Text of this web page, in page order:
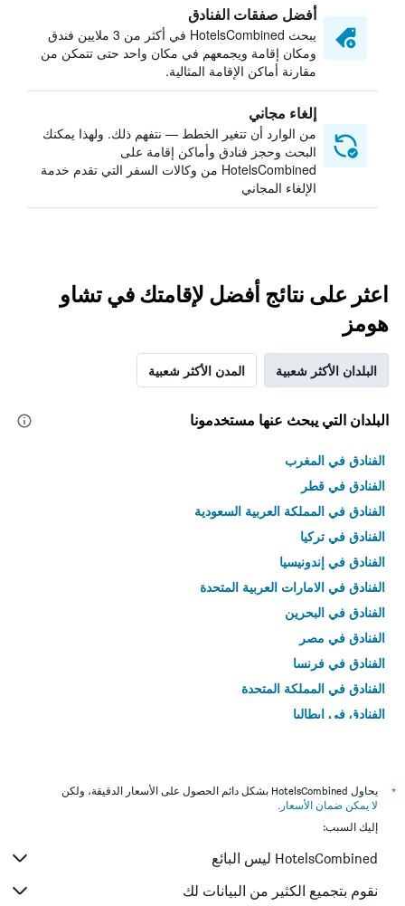
أفضل صفقات الفنادق
يبحث HotelsCombined في أكثر من 3 ملايين فندق
ومكان إقامة ويجمعهم في مكان واحد حتى تتمكن من
مقارنة أماكن الإقامة المثالية.
إلغاء مجاني
من الوارد أن تتغير الخطط — نتفهم ذلك. ولهذا يمكنك
البحث وحجز فنادق وأماكن إقامة على
HotelsCombined من وكالات السفر التي تقدم خدمة
الإلغاء المجاني
اعثر على نتائج أفضل لإقامتك في تشاو
هومز
البلدان الأكثر شعبية المدن الأكثر شعبية
البلدان التي يبحث عنها مستخدمونا
الفنادق في المغرب
الفنادق في قطر
الفنادق في المملكة العربية السعودية
الفنادق في تركيا
الفنادق في إندونيسيا
الفنادق في الامارات العربية المتحدة
الفنادق في البحرين
الفنادق في مصر
الفنادق في فرنسا
الفنادق في المملكة المتحدة
الفنادق في إيطاليا
*
يحاول HotelsCombined بشكل دائم الحصول على الأسعار الدقيقة، ولكن
لا يمكن ضمان الأسعار .
إليك السبب:
HotelsCombined ليس البائع
نقوم بتجميع الكثير من البيانات لك